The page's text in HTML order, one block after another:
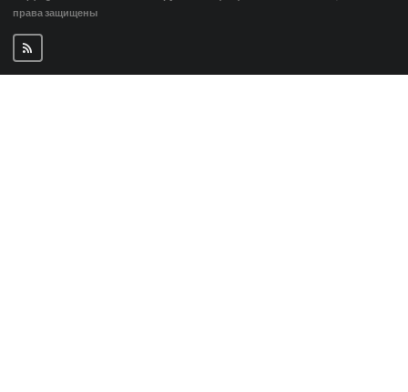
права защищены